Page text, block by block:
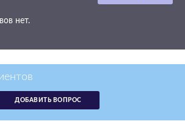
нет.
ДОБАВИТЬ ВОПРОС